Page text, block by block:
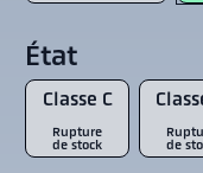
État
Classe C
Rupture
de stock
de